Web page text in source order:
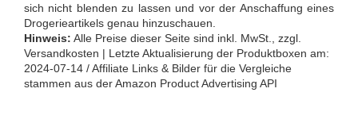
sich nicht blenden zu lassen und vor der Anschaffung eines
Drogerieartikels genau hinzuschauen.
Hinweis: Alle Preise dieser Seite sind inkl. MwSt., zzgl.
Versandkosten | Letzte Aktualisierung der Produktboxen am:
2024-07-14 / Affiliate Links & Bilder für die Vergleiche
stammen aus der Amazon Product Advertising API